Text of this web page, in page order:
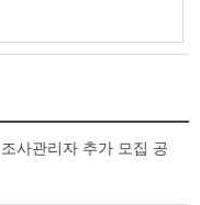
사관리자 추가 모집 공